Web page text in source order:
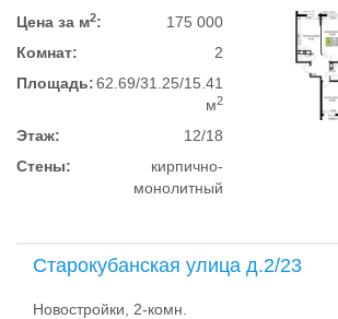
Цена за м2:
175 000
Комнат:
2
Площадь: 62.69/31.25/15.41
м2
Этаж:
12/18
Стены:
кирпично-
монолитный
Старокубанская улица д.2/23
Новостройки, 2-комн.